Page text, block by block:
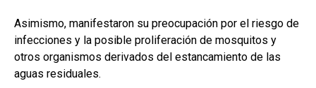
Asimismo, manifestaron su preocupación por el riesgo de
infecciones y la posible proliferación de mosquitos y
otros organismos derivados del estancamiento de las
aguas residuales.